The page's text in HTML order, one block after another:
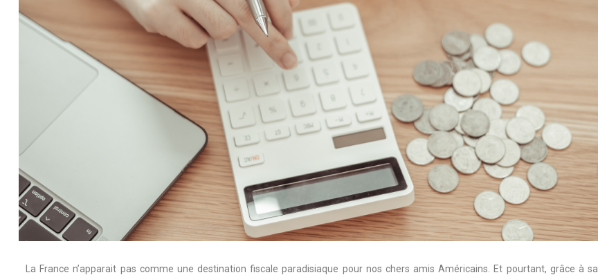
La France n’apparait pas comme une destination fiscale paradisiaque pour nos chers amis Américains. Et pourtant, grâce à sa